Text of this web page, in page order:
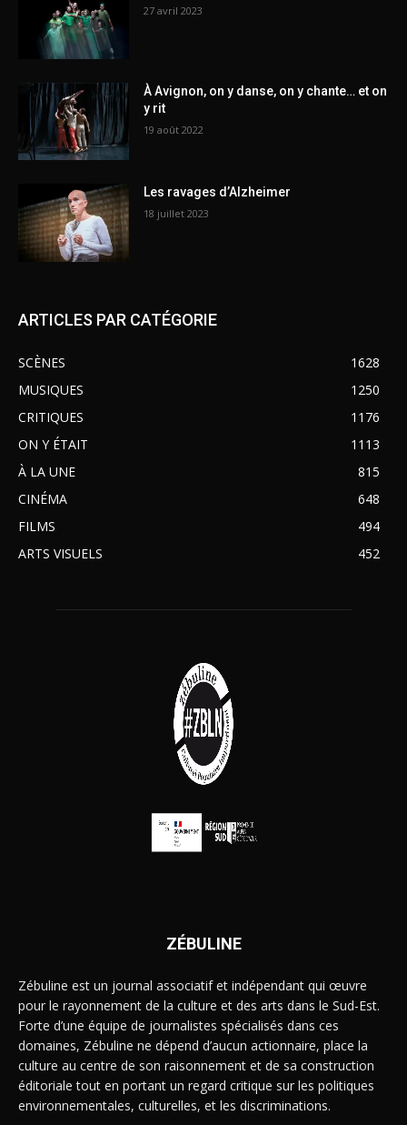
27 avril 2023
À Avignon, on y danse, on y chante… et on
y rit
19 août 2022
Les ravages d’Alzheimer
18 juillet 2023
ARTICLES PAR CATÉGORIE
SCÈNES
1628
MUSIQUES
1250
CRITIQUES
1176
ON Y ÉTAIT
1113
À LA UNE
815
CINÉMA
648
FILMS
494
ARTS VISUELS
452
ZÉBULINE
Zébuline est un journal associatif et indépendant qui œuvre
pour le rayonnement de la culture et des arts dans le Sud-Est.
Forte d’une équipe de journalistes spécialisés dans ces
domaines, Zébuline ne dépend d’aucun actionnaire, place la
culture au centre de son raisonnement et de sa construction
éditoriale tout en portant un regard critique sur les politiques
environnementales, culturelles, et les discriminations.